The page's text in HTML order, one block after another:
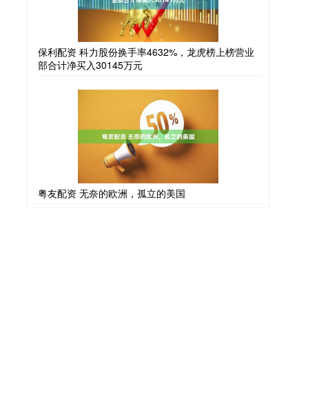
保利配资 科力股份换手率4632%，龙虎榜上榜营业
部合计净买入30145万元
粤友配资 无奈的欧洲，孤立的美国